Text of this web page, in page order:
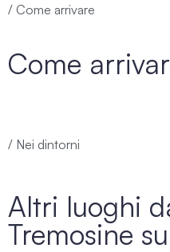
/ Come arrivare
Come
/ Nei dintorni
Altri luoghi
Tremosine